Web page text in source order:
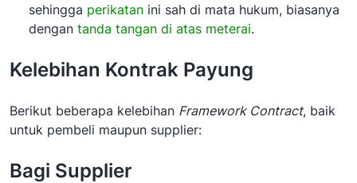
sehingga perikatan ini sah di mata hukum, biasanya
dengan tanda tangan di atas meterai.
Kelebihan Kontrak Payung
Berikut beberapa kelebihan Framework Contract, baik
untuk pembeli maupun supplier:
Bagi Supplier